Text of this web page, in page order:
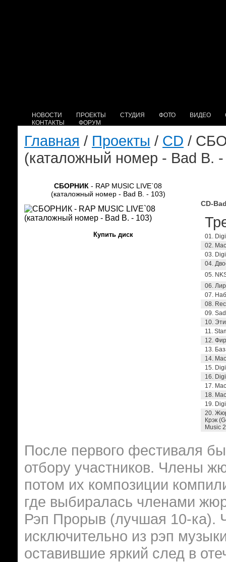
НОВОСТИ ПРОЕКТЫ СТУДИЯ ФОТО ВИДЕО
КОНТАКТЫ
ФОРУМ
Главная / Проекты / CD /
(каталожный номер - Bad B.
СБОРНИК - RAP MUSIC LIVE`08
(каталожный номер - Bad B. - 103)
Купить диск
CD-
01.
02.
03.
04.
05.
06.
07.
08.
09.
10.
11.
12.
13.
14.
15.
16.
17.
18.
19.
20.
Крэк
Music
После первого фестиваля
отбору участников. Члены
потом их композиции
где выбиралась членами
Рэп Прорыв (лучшая 10-ка).
исключительно из рэп
оставившие яркий след в